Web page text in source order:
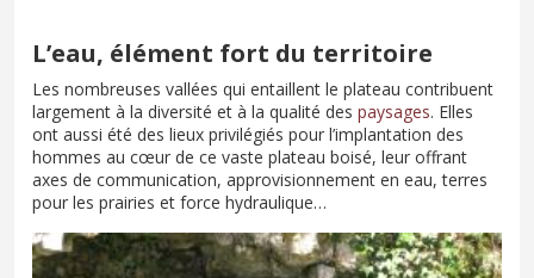
L’eau, élément fort du territoire
Les nombreuses vallées qui entaillent le plateau contribuent
largement à la diversité et à la qualité des paysages. Elles
ont aussi été des lieux privilégiés pour l’implantation des
hommes au cœur de ce vaste plateau boisé, leur offrant
axes de communication, approvisionnement en eau, terres
pour les prairies et force hydraulique…